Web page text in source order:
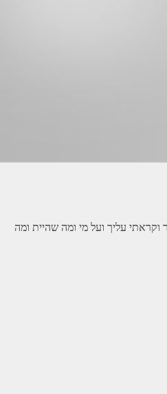
מת סתם ככה פתאום באמצע הכל? ואז נכנסתי לאתר וקראתי עליך ועל מי ומה שהיית ומה